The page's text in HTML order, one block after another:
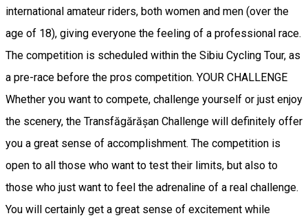
international amateur riders, both women and men (over the
age of 18), giving everyone the feeling of a professional race.
The competition is scheduled within the Sibiu Cycling Tour, as
a pre-race before the pros competition. YOUR CHALLENGE
Whether you want to compete, challenge yourself or just enjoy
the scenery, the Transfăgărășan Challenge will definitely offer
you a great sense of accomplishment. The competition is
open to all those who want to test their limits, but also to
those who just want to feel the adrenaline of a real challenge.
You will certainly get a great sense of excitement while